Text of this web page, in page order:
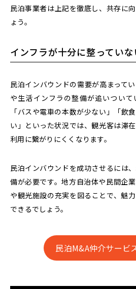
民泊事業者は 上記を徹底し、共存に
ょう。
インフラが十分に整ってい
民泊インバウンドの需要が高まって
や生活インフラの整備が追いついて
「バスや電車の本数が少ない」「飲
い」といった状況では、観光客は滞
利用に繋がりにくくなります。
民泊インバウンドを成功させるには
備が必要です。地方自治体や民間企
や観光施設の充実を図ることで、魅
できるでしょう。
民泊M&A仲介サービ